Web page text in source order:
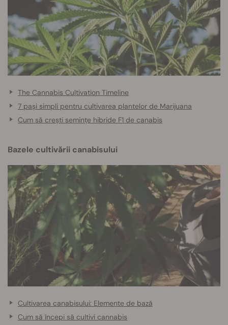
The Cannabis Cultivation Timeline
7 pași simpli pentru cultivarea plantelor de Marijuana
Cum să crești semințe hibride F1 de canabis
Bazele cultivării canabisului
Cultivarea canabisului: Elemente de bază
Cum să începi să cultivi cannabis